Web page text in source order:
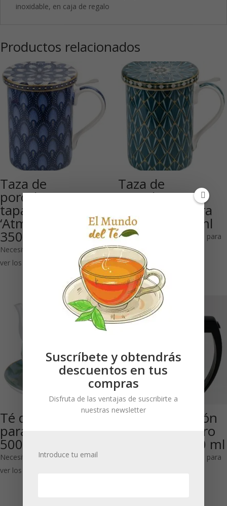
inoxidable, en caja de regalo
Productos relacionados
Taza de
porcelana con
tapa
‘Atmosphere’ azul
350 ml
Necesitas estar registrado para
ver los precios
Taza de
porcelana con
tapa Atmósfera
gasolina 350 ml
Necesitas estar registrado para
ver los precios
Té de porcelana
para un ‘Paraíso’
500 ml
Necesitas estar registrado para
ver los precios
Tetera de pistón
cristal con acero
inoxidable 600 ml
Necesitas estar registrado para
Suscríbete y obtendrás
descuentos en tus
compras
Disfruta de las ventajas de suscribirte a
nuestras newsletter
Introduce tu email